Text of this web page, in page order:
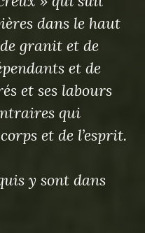
dans le haut
granit et de
et de
et ses labours
qui
et de l’esprit.
y sont dans